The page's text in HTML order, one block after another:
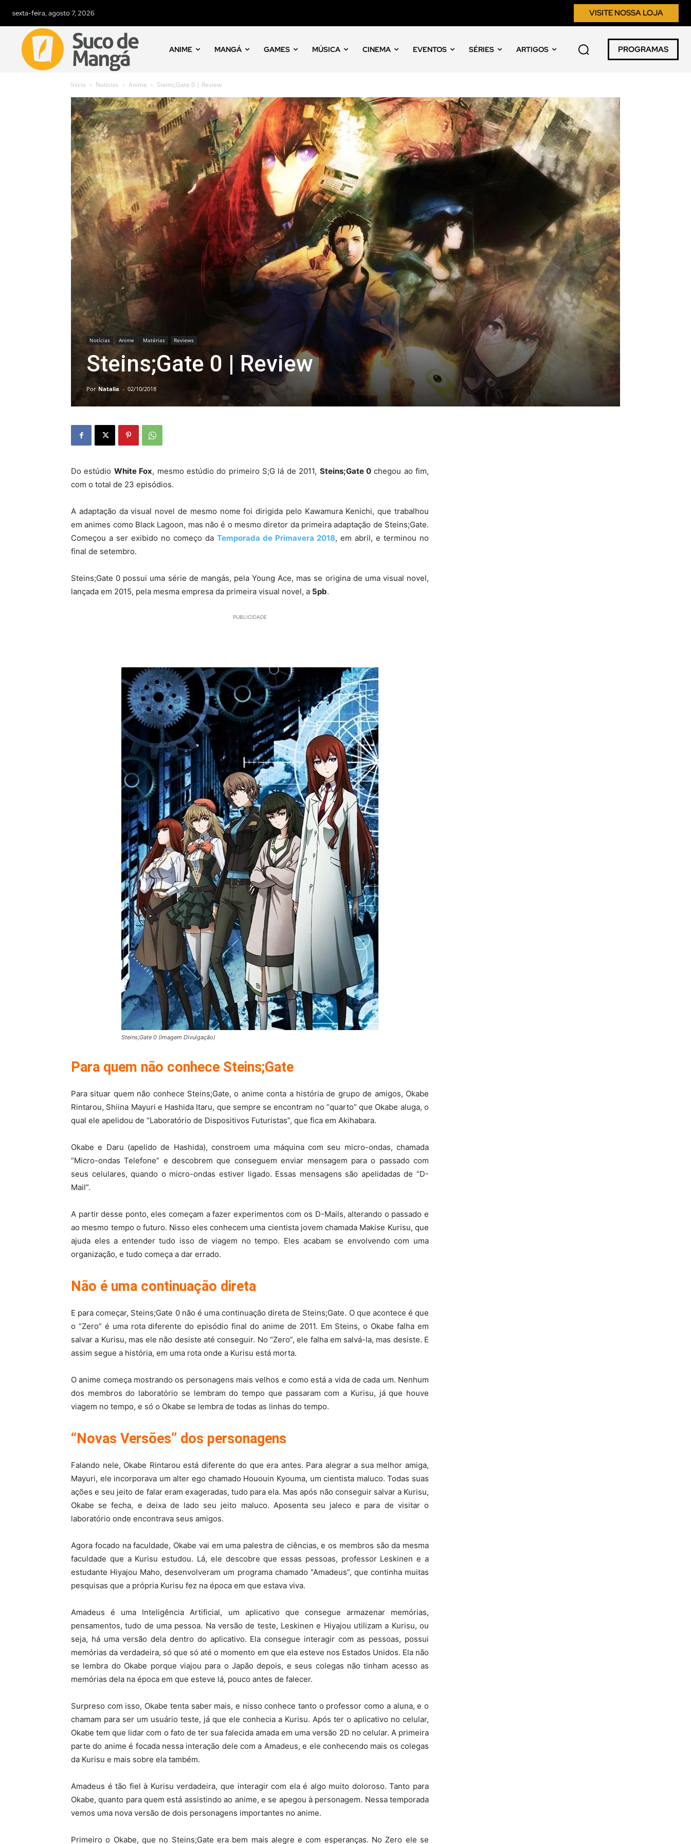
sexta-feira, agosto 7, 2026 VISITE NOSSA LOJA
ANIME MANGÁ GAMES MÚSICA CINEMA EVENTOS SÉRIES ARTIGOS PROGRAMAS
Início Notícias Anime Steins;Gate 0 | Review
Notícias Anime Matérias Reviews
Steins;Gate 0 | Review
Por Natalia - 02/10/2018
Do estúdio White Fox, mesmo estúdio do primeiro S;G lá de 2011, Steins;Gate 0chegou ao fim,
com o total de 23 episódios.
A adaptação da visual novel de mesmo nome foi dirigida pelo Kawamura Kenichi, que trabalhou
em animes como Black Lagoon, mas não é o mesmo diretor da primeira adaptação de Steins;Gate.
Começou a ser exibido no começo da Temporada de Primavera 2018, em abril, e terminou no
final de setembro.
Steins;Gate 0 possui uma série de mangás, pela Young Ace, mas se origina de uma visual novel,
lançada em 2015, pela mesma empresa da primeira visual novel, a 5pb.
PUBLICIDADE
Steins;Gate 0 (Imagem Divulgação)
Para quem não conhece Steins;Gate
Para situar quem não conhece Steins;Gate, o anime conta a história de grupo de amigos, Okabe
Rintarou, Shiina Mayuri e Hashida Itaru, que sempre se encontram no “quarto” que Okabe aluga, o
qual ele apelidou de “Laboratório de Dispositivos Futuristas”, que fica em Akihabara.
Okabe e Daru (apelido de Hashida), constroem uma máquina com seu micro-ondas, chamada
“Micro-ondas Telefone” e descobrem que conseguem enviar mensagem para o passado com
seus celulares, quando o micro-ondas estiver ligado. Essas mensagens são apelidadas de “D-
Mail”.
A partir desse ponto, eles começam a fazer experimentos com os D-Mails, alterando o passado e
ao mesmo tempo o futuro. Nisso eles conhecem uma cientista jovem chamada Makise Kurisu, que
ajuda eles a entender tudo isso de viagem no tempo. Eles acabam se envolvendo com uma
organização, e tudo começa a dar errado.
Não é uma continuação direta
E para começar, Steins;Gate 0 não é uma continuação direta de Steins;Gate. O que acontece é que
o “Zero” é uma rota diferente do episódio final do anime de 2011. Em Steins, o Okabe falha em
salvar a Kurisu, mas ele não desiste até conseguir. No “Zero”, ele falha em salvá-la, mas desiste. E
assim segue a história, em uma rota onde a Kurisu está morta.
O anime começa mostrando os personagens mais velhos e como está a vida de cada um. Nenhum
dos membros do laboratório se lembram do tempo que passaram com a Kurisu, já que houve
viagem no tempo, e só o Okabe se lembra de todas as linhas do tempo.
“Novas Versões” dos personagens
Falando nele, Okabe Rintarou está diferente do que era antes. Para alegrar a sua melhor amiga,
Mayuri, ele incorporava um alter ego chamado Hououin Kyouma, um cientista maluco. Todas suas
ações e seu jeito de falar eram exageradas, tudo para ela. Mas após não conseguir salvar a Kurisu,
Okabe se fecha, e deixa de lado seu jeito maluco. Aposenta seu jaleco e para de visitar o
laboratório onde encontrava seus amigos.
Agora focado na faculdade, Okabe vai em uma palestra de ciências, e os membros são da mesma
faculdade que a Kurisu estudou. Lá, ele descobre que essas pessoas, professor Leskinen e a
estudante Hiyajou Maho, desenvolveram um programa chamado “Amadeus”, que continha muitas
pesquisas que a própria Kurisu fez na época em que estava viva.
Amadeus é uma Inteligência Artificial, um aplicativo que consegue armazenar memórias,
pensamentos, tudo de uma pessoa. Na versão de teste, Leskinen e Hiyajou utilizam a Kurisu, ou
seja, há uma versão dela dentro do aplicativo. Ela consegue interagir com as pessoas, possui
memórias da verdadeira, só que só até o momento em que ela esteve nos Estados Unidos. Ela não
se lembra do Okabe porque viajou para o Japão depois, e seus colegas não tinham acesso as
memórias dela na época em que esteve lá, pouco antes de falecer.
Surpreso com isso, Okabe tenta saber mais, e nisso conhece tanto o professor como a aluna, e o
chamam para ser um usuário teste, já que ele conhecia a Kurisu. Após ter o aplicativo no celular,
Okabe tem que lidar com o fato de ter sua falecida amada em uma versão 2D no celular. A primeira
parte do anime é focada nessa interação dele com a Amadeus, e ele conhecendo mais os colegas
da Kurisu e mais sobre ela também.
Amadeus é tão fiel à Kurisu verdadeira, que interagir com ela é algo muito doloroso. Tanto para
Okabe, quanto para quem está assistindo ao anime, e se apegou à personagem. Nessa temporada
vemos uma nova versão de dois personagens importantes no anime.
Primeiro o Okabe, que no Steins;Gate era bem mais alegre e com esperanças. No Zero ele se